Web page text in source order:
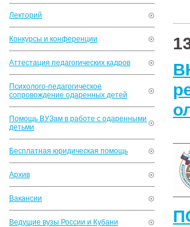
Лекторий
Конкурсы и конференции
Аттестация педагогических кадров
Психолого-педагогическое
сопровождение одаренных детей
Помощь ВУЗам в работе с одаренными
детьми
Бесплатная юридическая помощь
Архив
Вакансии
Ведущие вузы России и Кубани